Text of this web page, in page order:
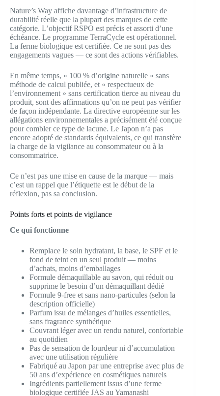
Nature’s Way affiche davantage d’infrastructure de
durabilité réelle que la plupart des marques de cette
catégorie. L’objectif RSPO est précis et assorti d’une
échéance. Le programme TerraCycle est opérationnel.
La ferme biologique est certifiée. Ce ne sont pas des
engagements vagues — ce sont des actions vérifiables.
En même temps, « 100 % d’origine naturelle » sans
méthode de calcul publiée, et « respectueux de
l’environnement » sans certification tierce au niveau du
produit, sont des affirmations qu’on ne peut pas vérifier
de façon indépendante. La directive européenne sur les
allégations environnementales a précisément été conçue
pour combler ce type de lacune. Le Japon n’a pas
encore adopté de standards équivalents, ce qui transfère
la charge de la vigilance au consommateur ou à la
consommatrice.
Ce n’est pas une mise en cause de la marque — mais
c’est un rappel que l’étiquette est le début de la
réflexion, pas sa conclusion.
Points forts et points de vigilance
Ce qui fonctionne
Remplace le soin hydratant, la base, le SPF et le
fond de teint en un seul produit — moins
d’achats, moins d’emballages
Formule démaquillable au savon, qui réduit ou
supprime le besoin d’un démaquillant dédié
Formule 9-free et sans nano-particules (selon la
description officielle)
Parfum issu de mélanges d’huiles essentielles,
sans fragrance synthétique
Couvrant léger avec un rendu naturel, confortable
au quotidien
Pas de sensation de lourdeur ni d’accumulation
avec une utilisation régulière
Fabriqué au Japon par une entreprise avec plus de
50 ans d’expérience en cosmétiques naturels
Ingrédients partiellement issus d’une ferme
biologique certifiée JAS au Yamanashi